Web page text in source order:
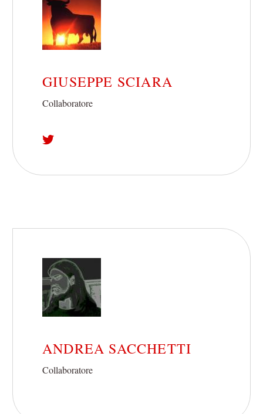
GIUSEPPE SCIARA
Collaboratore
ANDREA SACCHETTI
Collaboratore